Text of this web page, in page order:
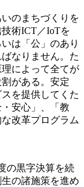
のまちづくりを
術ICT／IoTを
は「公」のあり
なりません。た
によって全てが
がある。安定
を提供してくた
安心」、「教
改革プログラム
の黒字決算を続
の諸施策を進め